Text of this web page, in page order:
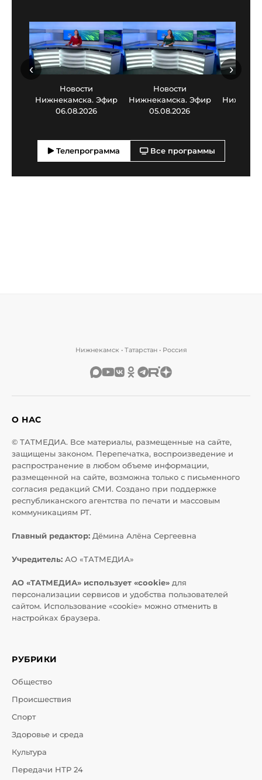
Новости
Нижнекамска. Эфир
06.08.2026
Новости
Нижнекамска. Эфир
05.08.2026
‹ ›
Телепрограмма Все программы
Нижнекамск • Татарстан • Россия
О НАС
© ТАТМЕДИА. Все материалы, размещенные на сайте,
защищены законом. Перепечатка, воспроизведение и
распространение в любом объеме информации,
размещенной на сайте, возможна только с письменного
согласия редакций СМИ. Создано при поддержке
республиканского агентства по печати и массовым
коммуникациям РТ.
Главный редактор: Дёмина Алёна Сергеевна
Учредитель: АО «ТАТМЕДИА»
АО «ТАТМЕДИА» использует «cookie» для
персонализации сервисов и удобства пользователей
сайтом. Использование «cookie» можно отменить в
настройках браузера.
РУБРИКИ
Общество
Происшествия
Спорт
Здоровье и среда
Культура
Передачи НТР 24